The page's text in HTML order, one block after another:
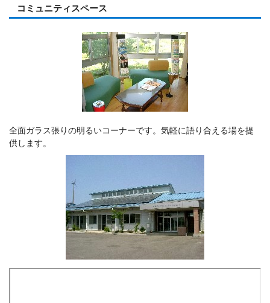
コミュニティスペース
全面ガラス張りの明るいコーナーです。気軽に語り合える場を提
供します。